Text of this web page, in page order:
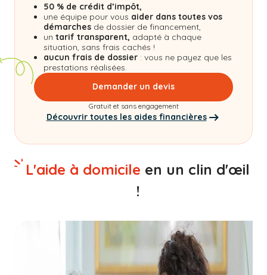
50 % de crédit d’impôt,
une équipe pour vous aider dans toutes vos
démarches de dossier de financement,
un tarif transparent, adapté à chaque
situation, sans frais cachés !
aucun frais de dossier : vous ne payez que les
prestations réalisées.
Demander un devis
Gratuit et sans engagement
Découvrir toutes les aides financières
L'aide à domicile en un clin d'œil
!